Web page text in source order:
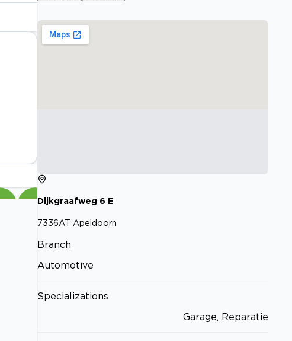
Dijkgraafweg 6 E
7336AT Apeldoorn
Branch
Automotive
Specializations
Garage, Reparatie